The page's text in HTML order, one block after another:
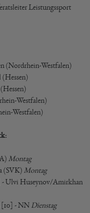
Leistungssport
(Nordrhein-Westfalen)
Westfalen)
Westfalen)
Montag
(SVK) Montag
Ulvi Huseynov/Amirkhan
[10] - NN Dienstag